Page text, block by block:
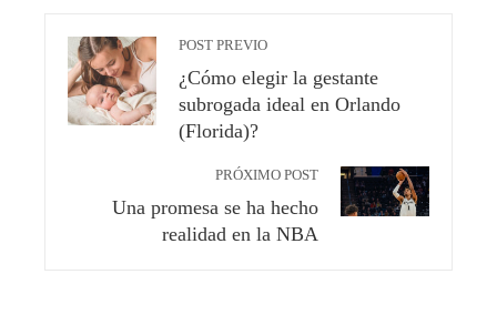
POST PREVIO
¿Cómo elegir la gestante
subrogada ideal en Orlando
(Florida)?
PRÓXIMO POST
Una promesa se ha hecho
realidad en la NBA